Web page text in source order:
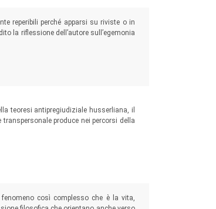
reperibili perché apparsi su riviste o in
la riflessione dell’autore sull’egemonia
teoresi antipregiudiziale husserliana, il
produce nei percorsi della
così complesso che è la vita,